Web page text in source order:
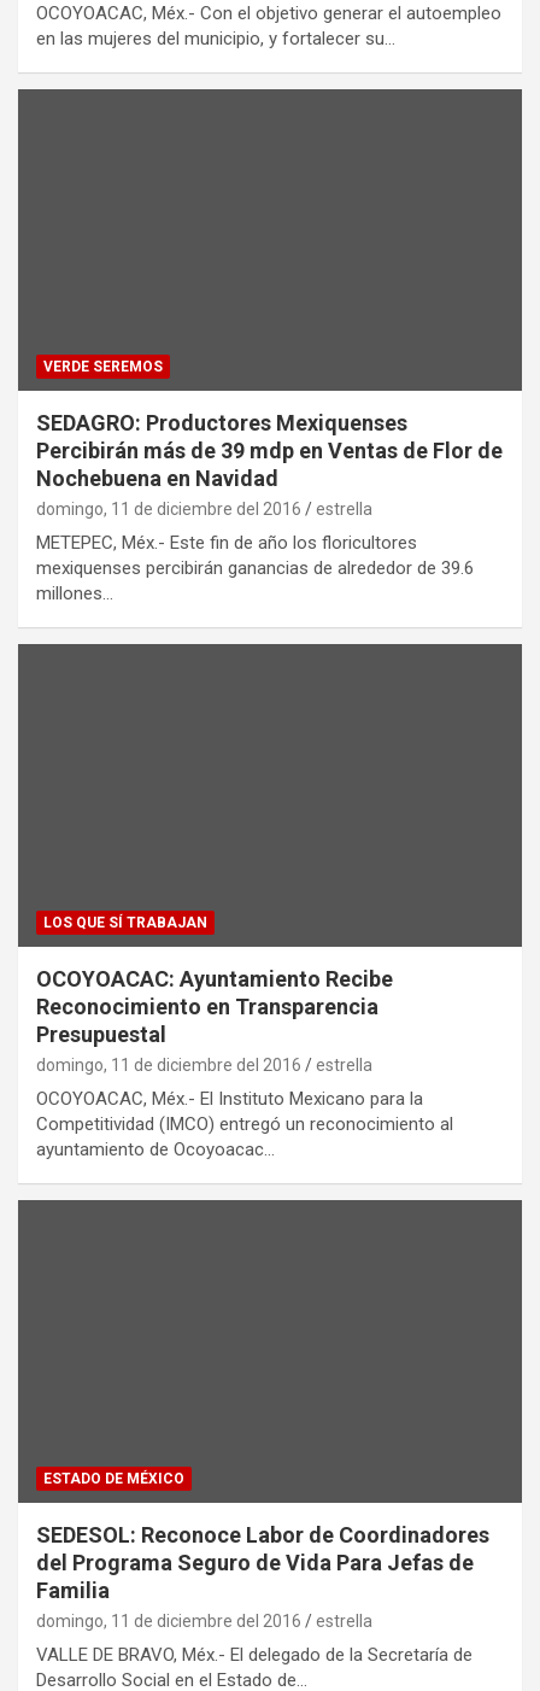
OCOYOACAC, Méx.- Con el objetivo generar el autoempleo
en las mujeres del municipio, y fortalecer su…
VERDE SEREMOS
SEDAGRO: Productores Mexiquenses
Percibirán más de 39 mdp en Ventas de Flor de
Nochebuena en Navidad
domingo, 11 de diciembre del 2016 estrella
METEPEC, Méx.- Este fin de año los floricultores
mexiquenses percibirán ganancias de alrededor de 39.6
millones…
LOS QUE SÍ TRABAJAN
OCOYOACAC: Ayuntamiento Recibe
Reconocimiento en Transparencia
Presupuestal
domingo, 11 de diciembre del 2016 estrella
OCOYOACAC, Méx.- El Instituto Mexicano para la
Competitividad (IMCO) entregó un reconocimiento al
ayuntamiento de Ocoyoacac…
ESTADO DE MÉXICO
SEDESOL: Reconoce Labor de Coordinadores
del Programa Seguro de Vida Para Jefas de
Familia
domingo, 11 de diciembre del 2016 estrella
VALLE DE BRAVO, Méx.- El delegado de la Secretaría de
Desarrollo Social en el Estado de…